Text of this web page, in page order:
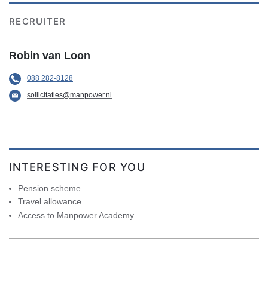
RECRUITER
Robin van Loon
088 282-8128
sollicitaties@manpower.nl
INTERESTING FOR YOU
Pension scheme
Travel allowance
Access to Manpower Academy